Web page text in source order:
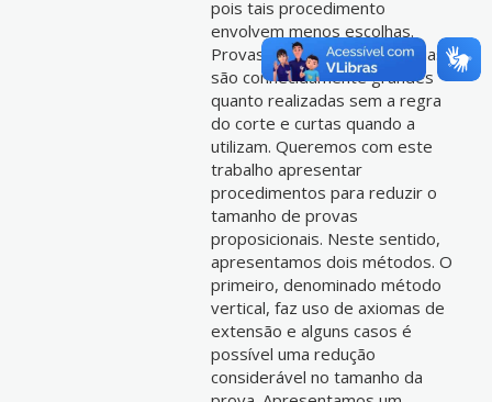
pois tais procedimento
envolvem menos escolhas.
Provas de algumas tautologias
são conhecidamente grandes
quanto realizadas sem a regra
do corte e curtas quando a
utilizam. Queremos com este
trabalho apresentar
procedimentos para reduzir o
tamanho de provas
proposicionais. Neste sentido,
apresentamos dois métodos. O
primeiro, denominado método
vertical, faz uso de axiomas de
extensão e alguns casos é
possível uma redução
considerável no tamanho da